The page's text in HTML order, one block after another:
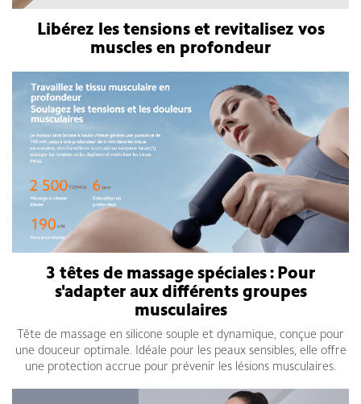
Libérez les tensions et revitalisez vos
muscles en profondeur
3 têtes de massage spéciales : Pour
s'adapter aux différents groupes
musculaires
Tête de massage en silicone souple et dynamique, conçue pour
une douceur optimale. Idéale pour les peaux sensibles, elle offre
une protection accrue pour prévenir les lésions musculaires.